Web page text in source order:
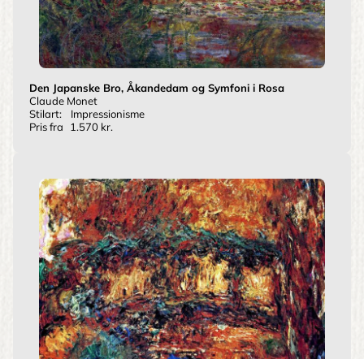
Den Japanske Bro, Åkandedam og Symfoni i Rosa
Claude Monet
Stilart:
Impressionisme
Pris fra
1.570 kr.